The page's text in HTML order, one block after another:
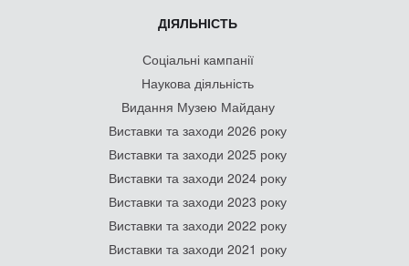
ДІЯЛЬНІСТЬ
Соціальні кампанії
Наукова діяльність
Видання Музею Майдану
Виставки та заходи 2026 року
Виставки та заходи 2025 року
Виставки та заходи 2024 року
Виставки та заходи 2023 року
Виставки та заходи 2022 року
Виставки та заходи 2021 року